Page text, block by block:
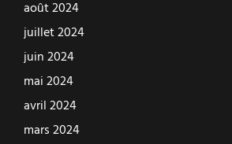
août 2024
juillet 2024
juin 2024
mai 2024
avril 2024
mars 2024